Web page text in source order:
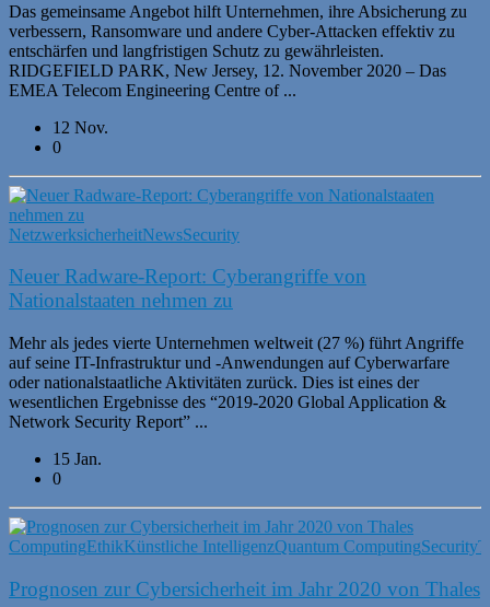
Das gemeinsame Angebot hilft Unternehmen, ihre Absicherung zu
verbessern, Ransomware und andere Cyber-Attacken effektiv zu
entschärfen und langfristigen Schutz zu gewährleisten.
RIDGEFIELD PARK, New Jersey, 12. November 2020 – Das
EMEA Telecom Engineering Centre of ...
12 Nov.
0
NetzwerksicherheitNewsSecurity
Neuer Radware-Report: Cyberangriffe von
Nationalstaaten nehmen zu
Mehr als jedes vierte Unternehmen weltweit (27 %) führt Angriffe
auf seine IT-Infrastruktur und -Anwendungen auf Cyberwarfare
oder nationalstaatliche Aktivitäten zurück. Dies ist eines der
wesentlichen Ergebnisse des “2019-2020 Global Application &
Network Security Report” ...
15 Jan.
0
ComputingEthikKünstliche IntelligenzQuantum ComputingSecurity
Prognosen zur Cybersicherheit im Jahr 2020 von Thales